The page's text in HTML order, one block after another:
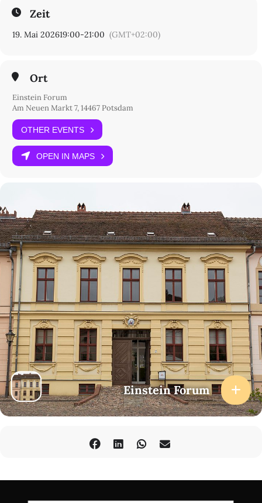
Zeit
19. Mai 202619:00-21:00 (GMT+02:00)
Ort
Einstein Forum
Am Neuen Markt 7, 14467 Potsdam
OTHER EVENTS
OPEN IN MAPS
Einstein Forum